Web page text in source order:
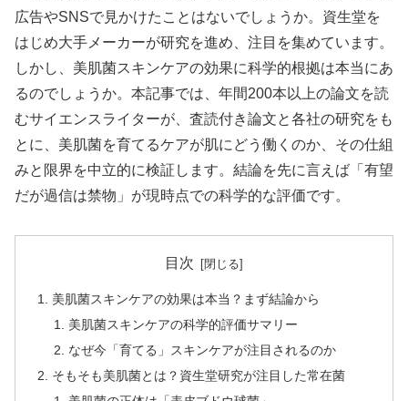
広告やSNSで見かけたことはないでしょうか。資生堂を
はじめ大手メーカーが研究を進め、注目を集めています。
しかし、美肌菌スキンケアの効果に科学的根拠は本当にあ
るのでしょうか。本記事では、年間200本以上の論文を読
むサイエンスライターが、査読付き論文と各社の研究をも
とに、美肌菌を育てるケアが肌にどう働くのか、その仕組
みと限界を中立的に検証します。結論を先に言えば「有望
だが過信は禁物」が現時点での科学的な評価です。
目次
美肌菌スキンケアの効果は本当？まず結論から
美肌菌スキンケアの科学的評価サマリー
なぜ今「育てる」スキンケアが注目されるのか
そもそも美肌菌とは？資生堂研究が注目した常在菌